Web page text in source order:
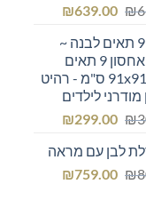
₪ המחיר
היה:
₪669.00.
₪639.00
המחיר
הוא:כוורת 9 תאים לבנה ~
כוורת אחסון 9 תאים
לבנה 91x91 ס"מ - רהיט
לילדים
₪ המחיר
היה:
₪300.00.
₪299.00
המחיר
הוא:
₪299.00.
לבן עם מראה
₪ המחיר ₪759.00
המחיר